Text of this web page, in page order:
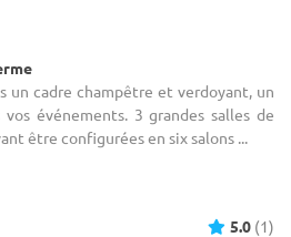
un cadre champêtre et verdoyant, un
événements. 3 grandes salles de
être configurées en six salons ...
5.0 (1)